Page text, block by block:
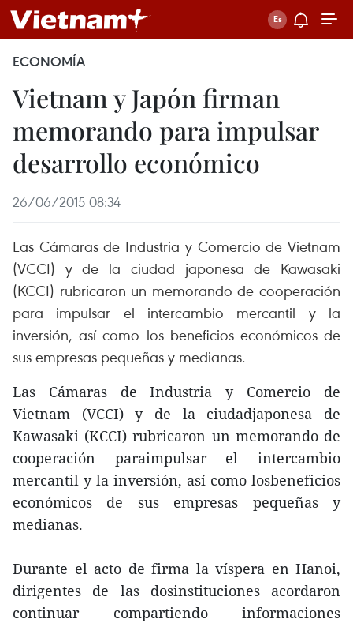
ECONOMÍA
Vietnam y Japón firman
memorando para impulsar
desarrollo económico
26/06/2015 08:34
Las Cámaras de Industria y Comercio de Vietnam
(VCCI) y de la ciudad japonesa de Kawasaki
(KCCI) rubricaron un memorando de cooperación
para impulsar el intercambio mercantil y la
inversión, así como los beneficios económicos de
sus empresas pequeñas y medianas.
Las Cámaras de Industria y Comercio de
Vietnam (VCCI) y de la ciudadjaponesa de
Kawasaki (KCCI) rubricaron un memorando de
cooperación paraimpulsar el intercambio
mercantil y la inversión, así como losbeneficios
económicos de sus empresas pequeñas y
medianas.
Durante el acto de firma la víspera en Hanoi,
dirigentes de las dosinstituciones acordaron
continuar compartiendo informaciones